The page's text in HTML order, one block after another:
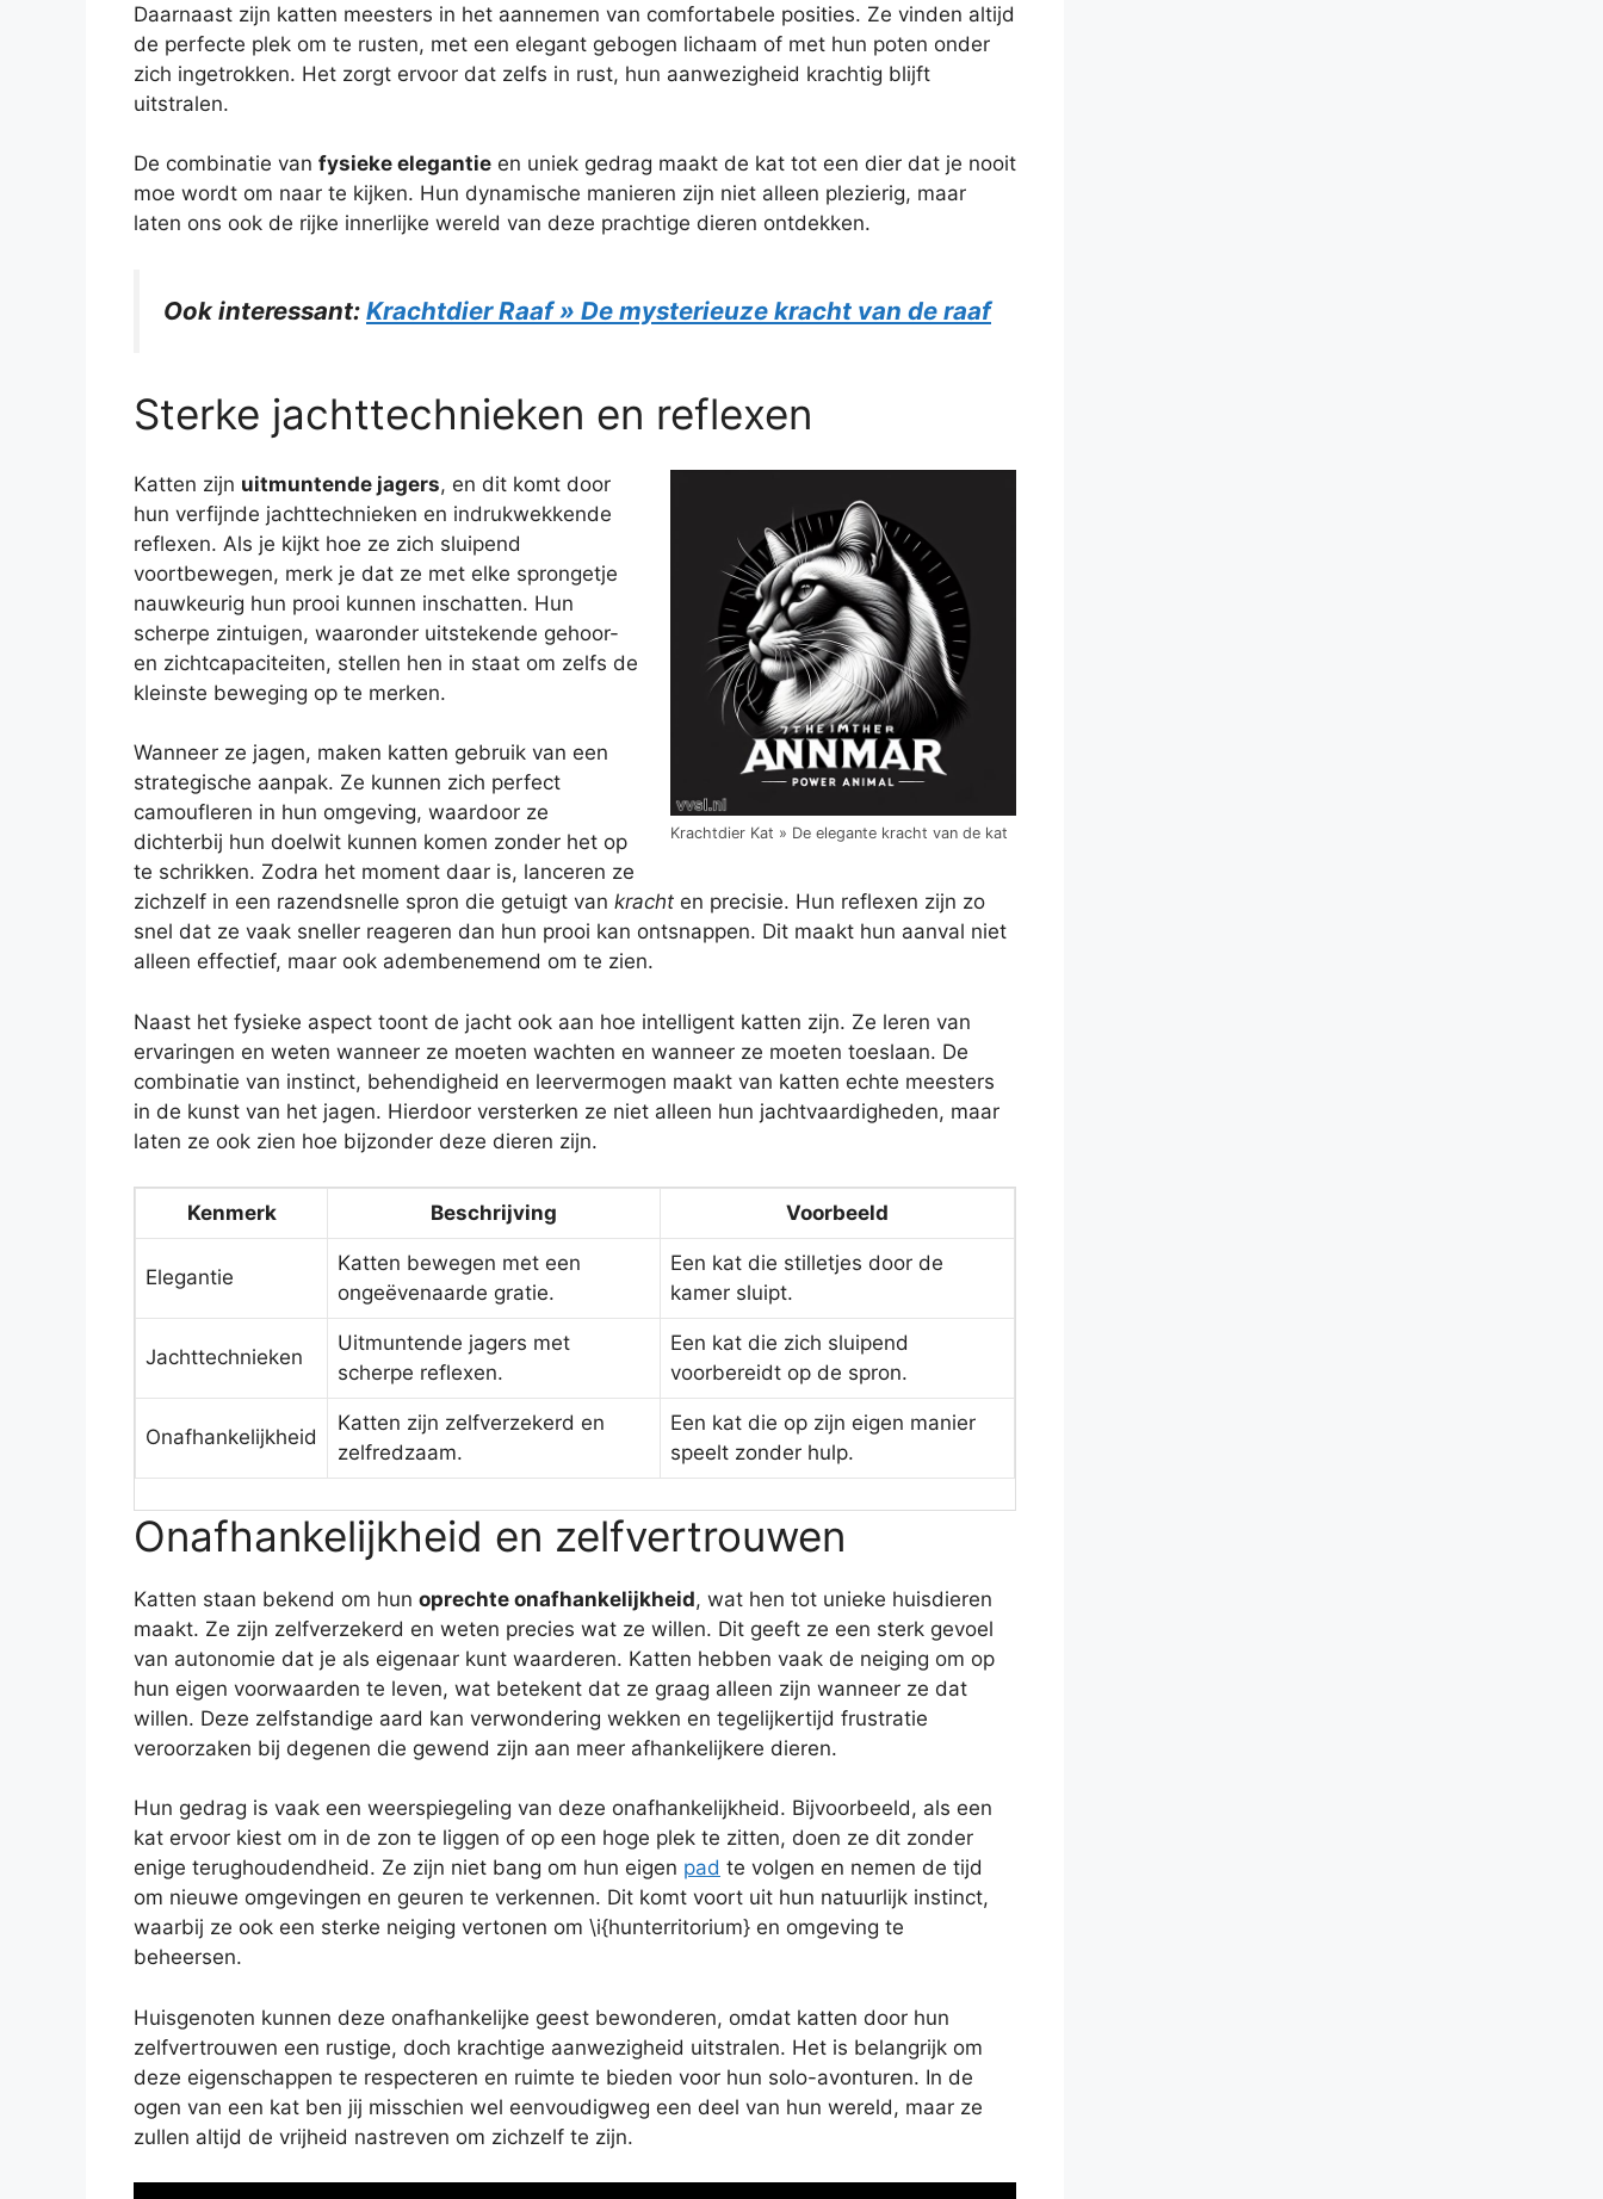
Daarnaast zijn katten meesters in het aannemen van comfortabele posities. Ze vinden altijd
de perfecte plek om te rusten, met een elegant gebogen lichaam of met hun poten onder
zich ingetrokken. Het zorgt ervoor dat zelfs in rust, hun aanwezigheid krachtig blijft
uitstralen.
De combinatie van fysieke elegantie en uniek gedrag maakt de kat tot een dier dat je nooit
moe wordt om naar te kijken. Hun dynamische manieren zijn niet alleen plezierig, maar
laten ons ook de rijke innerlijke wereld van deze prachtige dieren ontdekken.
Ook interessant: Krachtdier Raaf » De mysterieuze kracht van de raaf
Sterke jachttechnieken en reflexen
Krachtdier Kat » De elegante kracht van de kat
Katten zijn uitmuntende jagers, en dit komt door
hun verfijnde jachttechnieken en indrukwekkende
reflexen. Als je kijkt hoe ze zich sluipend
voortbewegen, merk je dat ze met elke sprongetje
nauwkeurig hun prooi kunnen inschatten. Hun
scherpe zintuigen, waaronder uitstekende gehoor-
en zichtcapaciteiten, stellen hen in staat om zelfs de
kleinste beweging op te merken.
Wanneer ze jagen, maken katten gebruik van een
strategische aanpak. Ze kunnen zich perfect
camoufleren in hun omgeving, waardoor ze
dichterbij hun doelwit kunnen komen zonder het op
te schrikken. Zodra het moment daar is, lanceren ze
zichzelf in een razendsnelle spron die getuigt van kracht en precisie. Hun reflexen zijn zo
snel dat ze vaak sneller reageren dan hun prooi kan ontsnappen. Dit maakt hun aanval niet
alleen effectief, maar ook adembenemend om te zien.
Naast het fysieke aspect toont de jacht ook aan hoe intelligent katten zijn. Ze leren van
ervaringen en weten wanneer ze moeten wachten en wanneer ze moeten toeslaan. De
combinatie van instinct, behendigheid en leervermogen maakt van katten echte meesters
in de kunst van het jagen. Hierdoor versterken ze niet alleen hun jachtvaardigheden, maar
laten ze ook zien hoe bijzonder deze dieren zijn.
Kenmerk Beschrijving Voorbeeld
Elegantie
Katten bewegen met een
ongeëvenaarde gratie.
Een kat die stilletjes door de
kamer sluipt.
Jachttechnieken
Uitmuntende jagers met
scherpe reflexen.
Een kat die zich sluipend
voorbereidt op de spron.
Onafhankelijkheid
Katten zijn zelfverzekerd en
zelfredzaam.
Een kat die op zijn eigen manier
speelt zonder hulp.
Onafhankelijkheid en zelfvertrouwen
Katten staan bekend om hun oprechte onafhankelijkheid, wat hen tot unieke huisdieren
maakt. Ze zijn zelfverzekerd en weten precies wat ze willen. Dit geeft ze een sterk gevoel
van autonomie dat je als eigenaar kunt waarderen. Katten hebben vaak de neiging om op
hun eigen voorwaarden te leven, wat betekent dat ze graag alleen zijn wanneer ze dat
willen. Deze zelfstandige aard kan verwondering wekken en tegelijkertijd frustratie
veroorzaken bij degenen die gewend zijn aan meer afhankelijkere dieren.
Hun gedrag is vaak een weerspiegeling van deze onafhankelijkheid. Bijvoorbeeld, als een
kat ervoor kiest om in de zon te liggen of op een hoge plek te zitten, doen ze dit zonder
enige terughoudendheid. Ze zijn niet bang om hun eigen pad te volgen en nemen de tijd
om nieuwe omgevingen en geuren te verkennen. Dit komt voort uit hun natuurlijk instinct,
waarbij ze ook een sterke neiging vertonen om \i{hunterritorium} en omgeving te
beheersen.
Huisgenoten kunnen deze onafhankelijke geest bewonderen, omdat katten door hun
zelfvertrouwen een rustige, doch krachtige aanwezigheid uitstralen. Het is belangrijk om
deze eigenschappen te respecteren en ruimte te bieden voor hun solo-avonturen. In de
ogen van een kat ben jij misschien wel eenvoudigweg een deel van hun wereld, maar ze
zullen altijd de vrijheid nastreven om zichzelf te zijn.